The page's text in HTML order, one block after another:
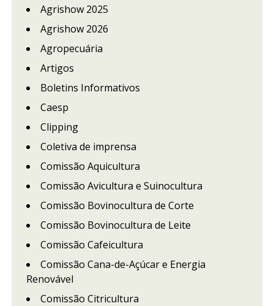
Agrishow 2025
Agrishow 2026
Agropecuária
Artigos
Boletins Informativos
Caesp
Clipping
Coletiva de imprensa
Comissão Aquicultura
Comissão Avicultura e Suinocultura
Comissão Bovinocultura de Corte
Comissão Bovinocultura de Leite
Comissão Cafeicultura
Comissão Cana-de-Açúcar e Energia
Renovável
Comissão Citricultura